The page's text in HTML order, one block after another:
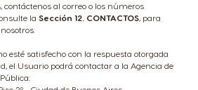
al correo o los números
la Sección 12. CONTACTOS, para
esté satisfecho con la respuesta otorgada
el Usuario podrá contactar a la Agencia de
French
Taiwan
Taiwanese